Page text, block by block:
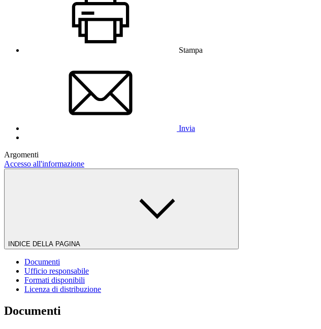
Stampa
Invia
Argomenti
Accesso all'informazione
INDICE DELLA PAGINA
Documenti
Ufficio responsabile
Formati disponibili
Licenza di distribuzione
Documenti